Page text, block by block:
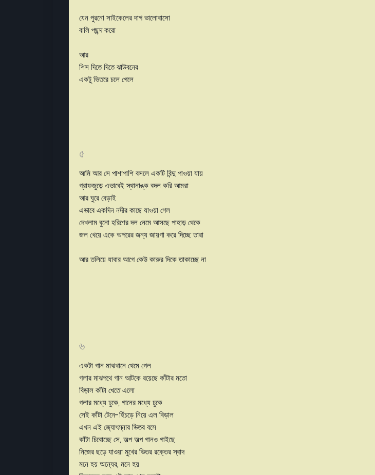
যেন পুরনো সাইকেলের দাগ ভালোবাসো
বালি পছন্দ করো
আর
শিস দিতে দিতে ঝাউবনের
একটু ভিতরে চলে গেলে
৫
আমি আর সে পাশাপাশি বসলে একটি বিন্দু পাওয়া যায়
গ্রাফজুড়ে এভাবেই স্থানাঙ্ক বদল করি আমরা
আর ঘুরে বেড়াই
এভাবে একদিন নদীর কাছে যাওয়া গেল
দেখলাম বুনো হরিণের দল নেমে আসছে পাহাড় থেকে
জল খেয়ে একে অপরের জন্য জায়গা করে দিচ্ছে তারা
আর তলিয়ে যাবার আগে কেউ কারুর দিকে তাকাচ্ছে না
৬
একটা গান মাঝখানে থেমে গেল
গলার মাঝপথে গান আটকে রয়েছে কাঁটার মতো
বিড়াল কাঁটা খেতে এলো
গলার মধ্যে ঢুকে, গানের মধ্যে ঢুকে
সেই কাঁটা টেনে-হিঁচড়ে নিয়ে এল বিড়াল
এখন এই জ্যোৎস্নার ভিতর বসে
কাঁটা চিবোচ্ছে সে, অল্প অল্প গানও গাইছে
নিজের ছড়ে যাওয়া মুখের ভিতর রক্তের স্বাদ
মনে হয় অন্যের, মনে হয়